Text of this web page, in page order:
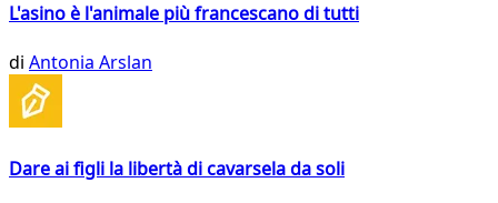
L'asino è l'animale più francescano di tutti
di Antonia Arslan
Dare ai figli la libertà di cavarsela da soli